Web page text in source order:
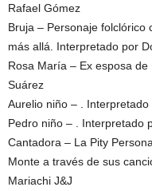
Rafael Gómez
Bruja – Personaje folclórico
más allá. Interpretado por
Rosa María – Ex esposa
Suárez
Aurelio niño – .
Pedro niño – . Interpretado
Cantadora – La Pity
Monte a través de sus
Mariachi J&J